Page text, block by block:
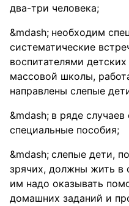
два-три человека;
необходим
систематические
воспитателями
массовой школы,
направлены слепые
в ряде случаев
специальные пособия;
слепые дети,
зрячих, должны жить в
им надо оказывать
домашних заданий и